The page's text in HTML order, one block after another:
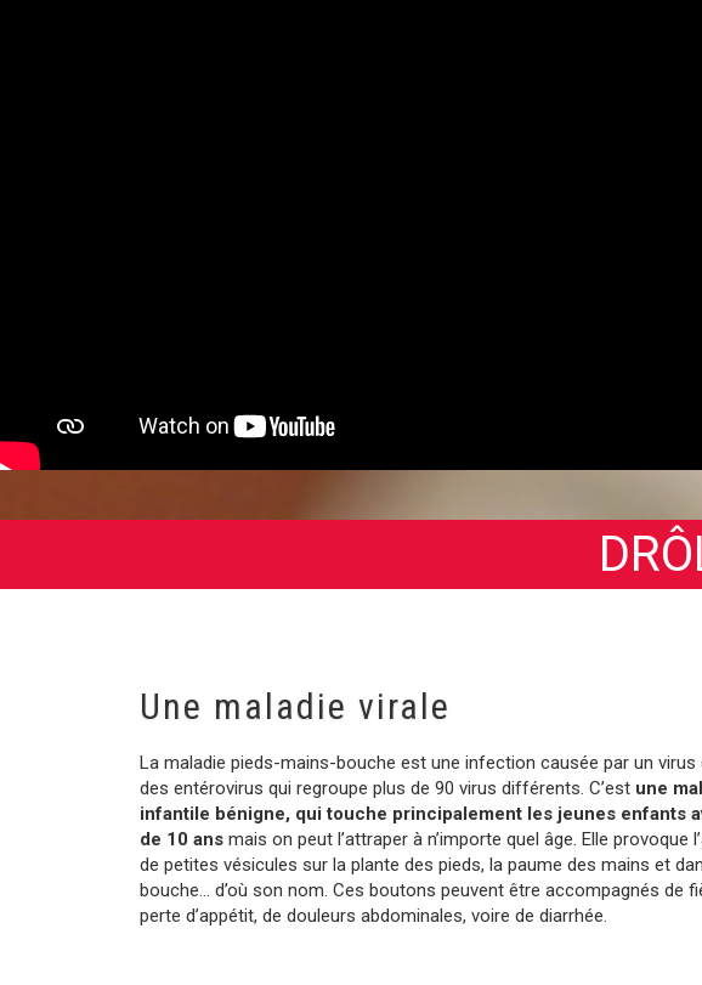
Une maladie virale
La maladie pieds-mains-bouche est une infection causée par un virus
des entérovirus qui regroupe plus de 90 virus différents. C’est une
infantile bénigne, qui touche principalement les jeunes enfants
de 10 ans mais on peut l’attraper à n’importe quel âge. Elle provoque
de petites vésicules sur la plante des pieds, la paume des mains et
bouche… d’où son nom. Ces boutons peuvent être accompagnés de
perte d’appétit, de douleurs abdominales, voire de diarrhée.